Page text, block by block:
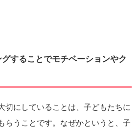
することでモチベーションやク
切にしていることは、子どもたちに
らうことです。なぜかというと、子